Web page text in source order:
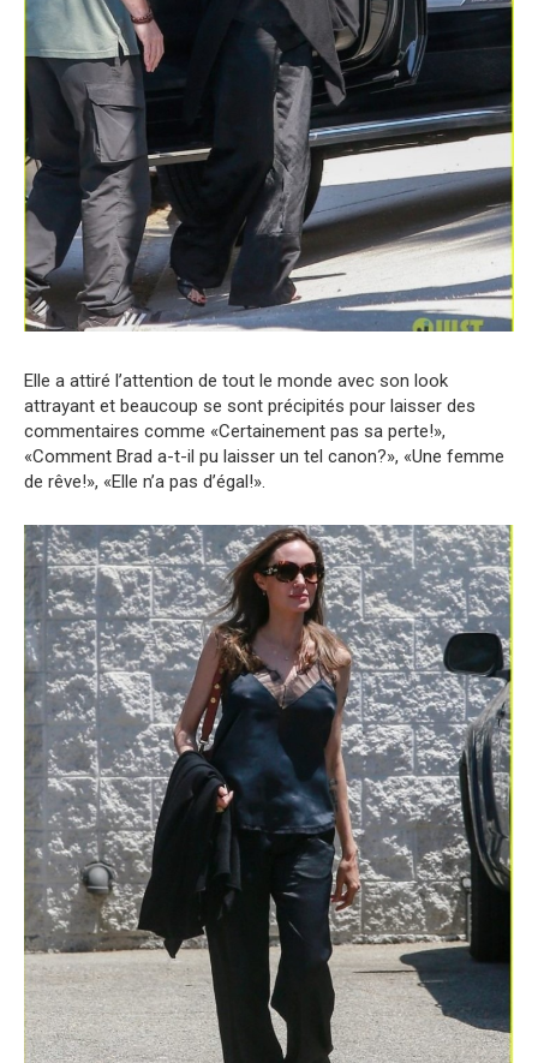
Elle a attiré l’attention de tout le monde avec son look
attrayant et beaucoup se sont précipités pour laisser des
commentaires comme «Certainement pas sa perte!»,
«Comment Brad a-t-il pu laisser un tel canon?», «Une femme
de rêve!», «Elle n’a pas d’égal!».